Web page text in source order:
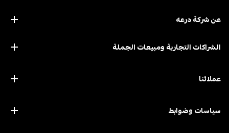
عن ﺷﺮﻛﺔ درﻋﻪ
الشراكات التجارية ومبيعات الجملة
عملائنا
سياسات وضوابط